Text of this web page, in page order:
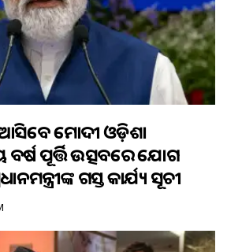
ମୋଦୀ ଓଡ଼ିଶା
ପୂର୍ତ୍ତି ଉତ୍ସବରେ ଯୋଗ
ଗସ୍ତ କାର୍ଯ୍ୟ ସୂଚୀ